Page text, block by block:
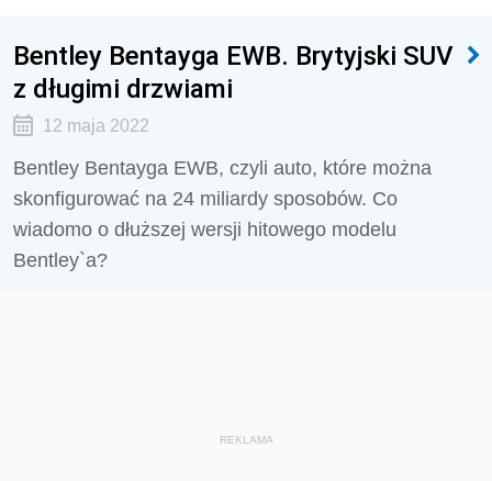
Bentley Bentayga EWB. Brytyjski SUV
z długimi drzwiami
12 maja 2022
Bentley Bentayga EWB, czyli auto, które można
skonfigurować na 24 miliardy sposobów. Co
wiadomo o dłuższej wersji hitowego modelu
Bentley`a?
REKLAMA